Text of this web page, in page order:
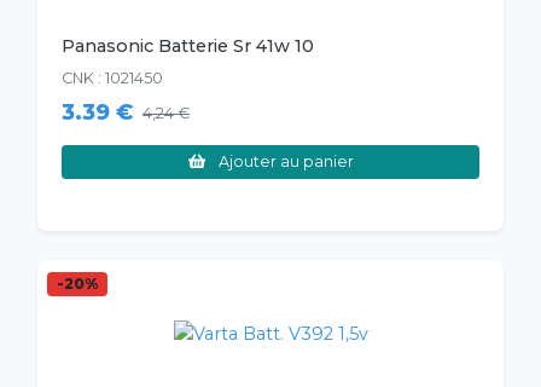
Panasonic Batterie Sr 41w 10
CNK : 1021450
3.39 € 4,24 €
Ajouter au panier
-20%